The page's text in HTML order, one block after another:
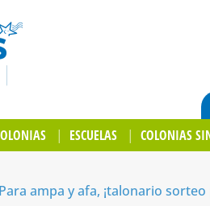
ESCUELAS COLONIAS
Para ampa y afa, ¡talonario